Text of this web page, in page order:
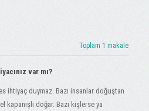
Toplam 1 makale
var mı?
ihtiyaç duymaz. Bazı insanlar doğuştan
doğar. Bazı kişlerse ya